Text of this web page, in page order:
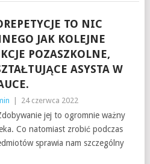
TO NIC
JAK KOLEJNE
POZASZKOLNE,
ASYSTA W
24 czerwca 2022
jej to ogromnie ważny
Co natomiast zrobić podczas
sprawia nam szczególny